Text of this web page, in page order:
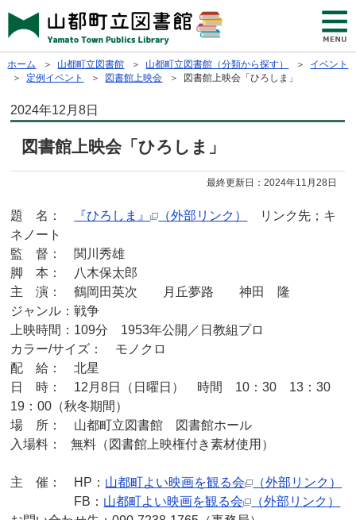
ホーム ＞ 山都町立図書館 ＞ 山都町立図書館（分類から探す） ＞ イベント
＞ 定例イベント ＞ 図書館上映会 ＞ 図書館上映会「ひろしま」
2024年12月8日
図書館上映会「ひろしま」
最終更新日：2024年11月28日
題 名： 『ひろしま』 （外部リンク）
リンク先；キ
ネノート
監 督： 関川秀雄
脚 本： 八木保太郎
主 演： 鶴岡田英次 月丘夢路 神田 隆
ジャンル：戦争
上映時間：109分 1953年公開／日教組プロ
カラー/サイズ： モノクロ
配 給： 北星
日 時： 12月8日（日曜日） 時間 10：30 13：30
19：00（秋冬期間）
場 所： 山都町立図書館 図書館ホール
入場料： 無料（図書館上映権付き素材使用）
主 催： HP： 山都町よい映画を観る会
（外部リンク）
FB： 山都町よい映画を観る会
（外部リンク）